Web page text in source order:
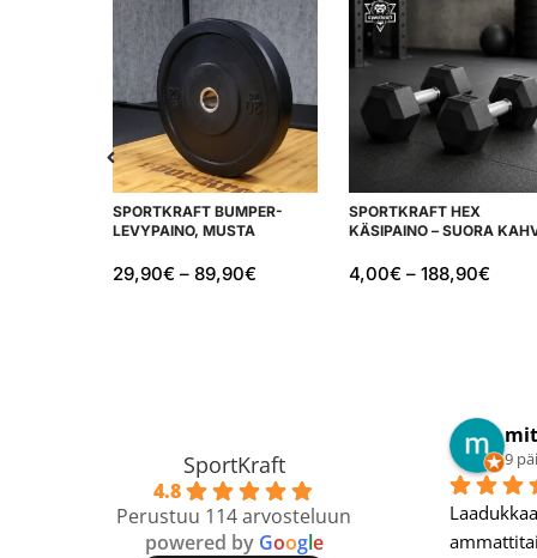
SPORTKRAFT BUMPER-
LEVYPAINO, MUSTA
29,90€ – 89,90€
SPORTKRAFT HEX
KÄSIPAINO – SUORA
4,00€ – 188,90€
SportKraft
4.8
Perustuu 114 arvosteluun
powered by Google
11 päivää sitten
Tosi hyvä verkkokauppa.
12
Hyvät